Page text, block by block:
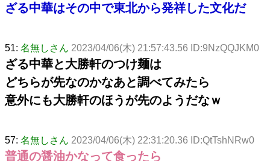
ざる中華はその中で東北から発祥した文化だ
51: 名無しさん 2023/04/06(木) 21:57:43.56 ID:9NzQQJKM0
ざる中華と大勝軒のつけ麺は
どちらが先なのかなあと調べてみたら
意外にも大勝軒のほうが先のようだなｗ
57: 名無しさん 2023/04/06(木) 22:31:20.36 ID:QtTshNRw0
普通の醤油かなって食ったら